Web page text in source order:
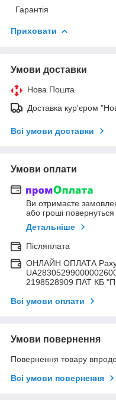
Гарантія
Приховати
Умови доставки
Нова Пошта
Доставка кур'єром
Всі умови доставки
Умови оплати
Ви отримаєте
або гроші
Детальніше
Післяплата
ОНЛАЙН ОПЛАТА
2198528909 ПАТ КБ
Всі умови оплати
Умови повернення
Повернення товару
Всі умови повернення